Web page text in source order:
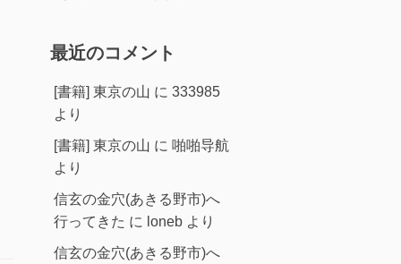
最近のコメント
[書籍] 東京の山 に 333985
より
[書籍] 東京の山 に 啪啪导航
より
信玄の金穴(あきる野市)へ
行ってきた に loneb より
信玄の金穴(あきる野市)へ